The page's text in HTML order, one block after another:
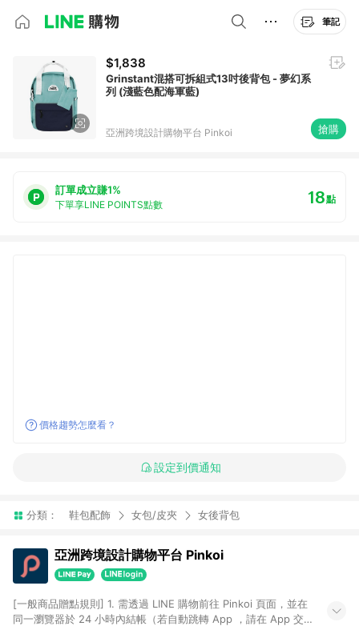
筆記
$1,838
Grinstant混搭可拆組式13吋後背包 - 夢幻系
列 (淺藍色配海軍藍)
亞洲跨境設計購物平台 Pinkoi 搶購
訂單成立賺1%
下單享LINE POINTS點數 18點
價格趨勢怎麼看？
設定到價通知
分類： 鞋包配飾 女包/皮夾 女後背包
亞洲跨境設計購物平台 Pinkoi
[一般商品贈點規則] 1. 需透過 LINE 購物前往 Pinkoi 頁面，並在
同一瀏覽器於 24 小時內結帳（若自動跳轉 App ，請在 App 交